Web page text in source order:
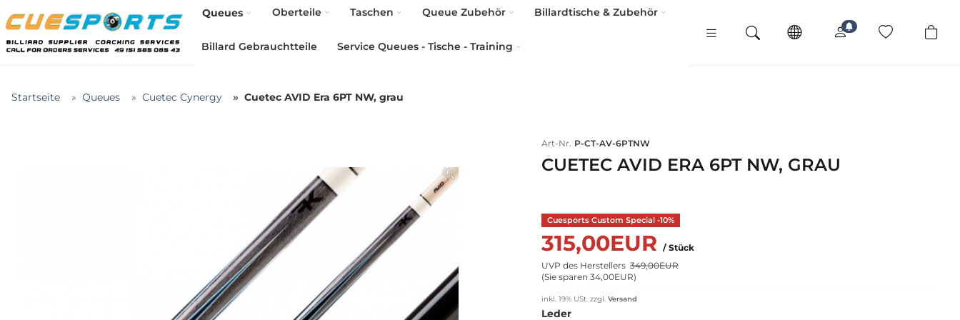
Queues Oberteile Taschen Queue Zubehör Billardtische & Zubehör
Billard Gebrauchtteile Service Queues - Tische - Training
Startseite Queues Cuetec Cynergy Cuetec AVID Era 6PT NW, grau
Art-Nr. P-CT-AV-6PTNW
CUETEC AVID ERA 6PT NW, GRAU
Cuesports Custom Special -10%
315,00EUR / Stück
UVP des Herstellers 349,00EUR
(Sie sparen 34,00EUR)
inkl. 19% USt. zzgl. Versand
Leder